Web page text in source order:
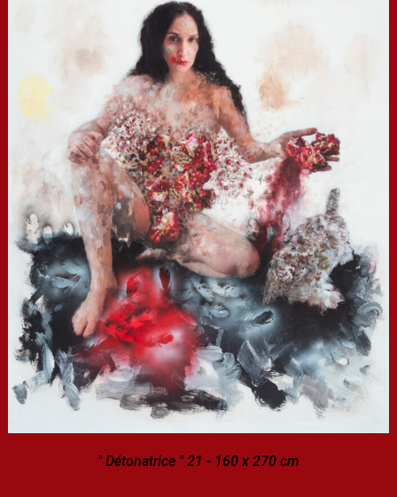
" Détonatrice " 21 - 160 x 270 cm